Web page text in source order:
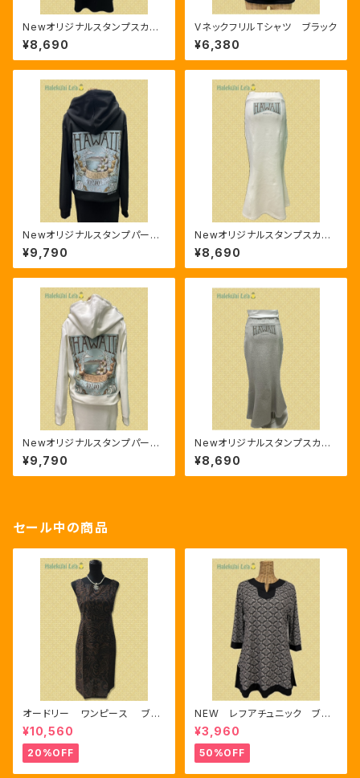
Newオリジナルスタンプスカー
ト 厚手 ブラック
¥8,690
VネックフリルTシャツ ブラック
¥6,380
Newオリジナルスタンプパーカ
ー 厚手 ブラック
¥9,790
Newオリジナルスタンプスカー
ト 厚手 ホワイト
¥8,690
Newオリジナルスタンプパーカ
ー 厚手 ホワイト
¥9,790
Newオリジナルスタンプスカー
ト 厚手 グレー
¥8,690
セール中の商品
オードリー ワンピース ブラ
ウン/ブラック
¥10,560
20%OFF
NEW レフアチュニック ブラ
ック
¥3,960
50%OFF